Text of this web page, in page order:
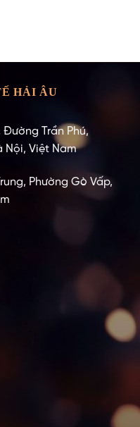
HẢI ÂU
Đường Trần Phú,
Nội, Việt Nam
Phường Gò Vấp,